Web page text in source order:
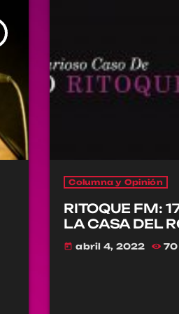
Columna y Opinión
RITOQUE FM:
LA CASA DEL
today abril 4, 2022 70